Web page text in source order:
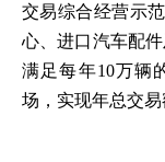
交易综合经营示
心、进口汽车配
满足每年10万辆
场，实现年总交易